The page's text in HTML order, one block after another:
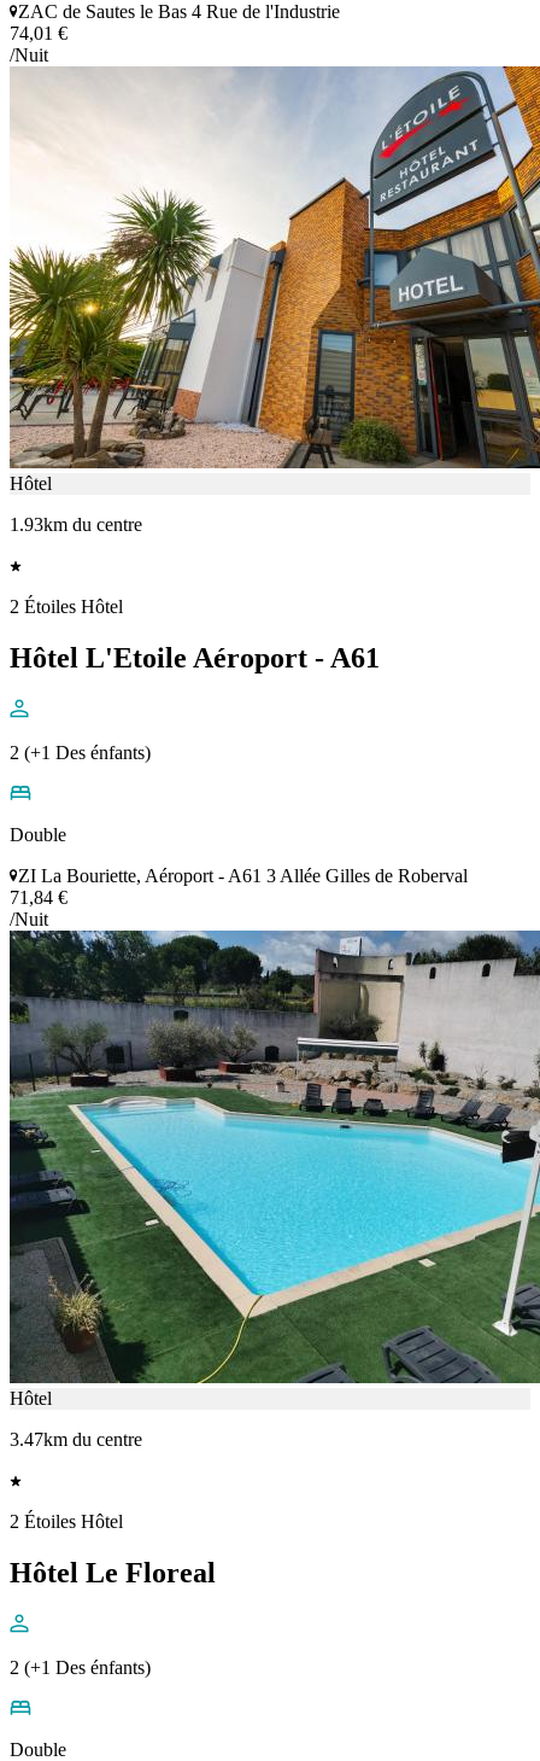
ZAC de Sautes le Bas 4 Rue de l'Industrie
74,01 €
/Nuit
Hôtel
1.93km du centre
2 Étoiles Hôtel
Hôtel L'Etoile Aéroport - A61
2 (+1 Des énfants)
Double
ZI La Bouriette, Aéroport - A61 3 Allée Gilles de Roberval
71,84 €
/Nuit
Hôtel
3.47km du centre
2 Étoiles Hôtel
Hôtel Le Floreal
2 (+1 Des énfants)
Double